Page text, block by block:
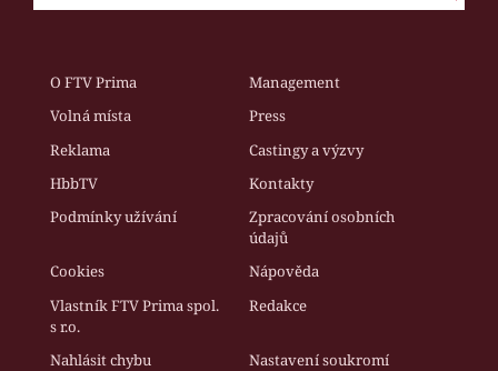
O FTV Prima
Management
Volná místa
Press
Reklama
Castingy a výzvy
HbbTV
Kontakty
Podmínky užívání
Zpracování osobních
údajů
Cookies
Nápověda
Vlastník FTV Prima spol.
s r.o.
Redakce
Nahlásit chybu Nastavení soukromí